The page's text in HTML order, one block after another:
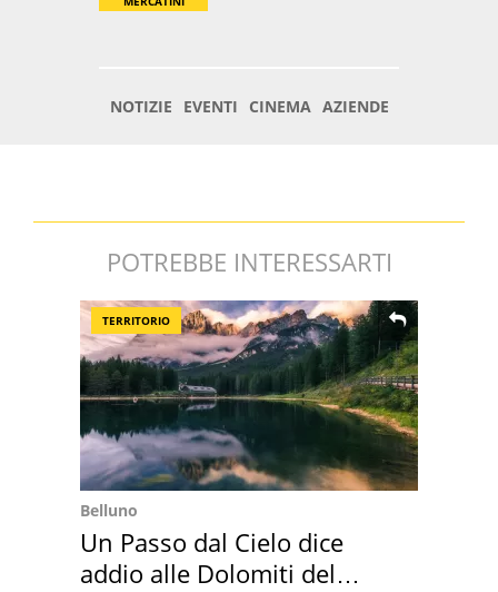
POTREBBE INTERESSARTI
TERRITORIO
Belluno
Un Passo dal Cielo dice
addio alle Dolomiti del